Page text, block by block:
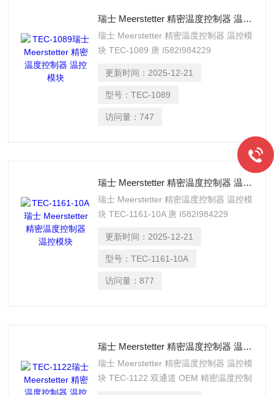
瑞士 Meerstetter 精密温度控制器 温控模块
瑞士 Meerstetter 精密温度控制器 温控模
块 TEC-1089 唐 I582I984229
更新时间： 2025-12-21
型号：TEC-1089
访问量：747
瑞士 Meerstetter 精密温度控制器 温控模块
瑞士 Meerstetter 精密温度控制器 温控模
块 TEC-1161-10A 唐 I582I984229
更新时间： 2025-12-21
型号：TEC-1161-10A
访问量：877
瑞士 Meerstetter 精密温度控制器 温控模块
瑞士 Meerstetter 精密温度控制器 温控模
块 TEC-1122 双通道 OEM 精密温度控制